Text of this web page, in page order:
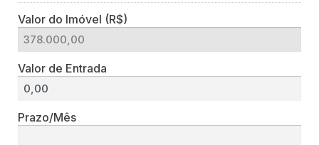
Valor do Imóvel (R$)
Valor de Entrada
Prazo/Mês